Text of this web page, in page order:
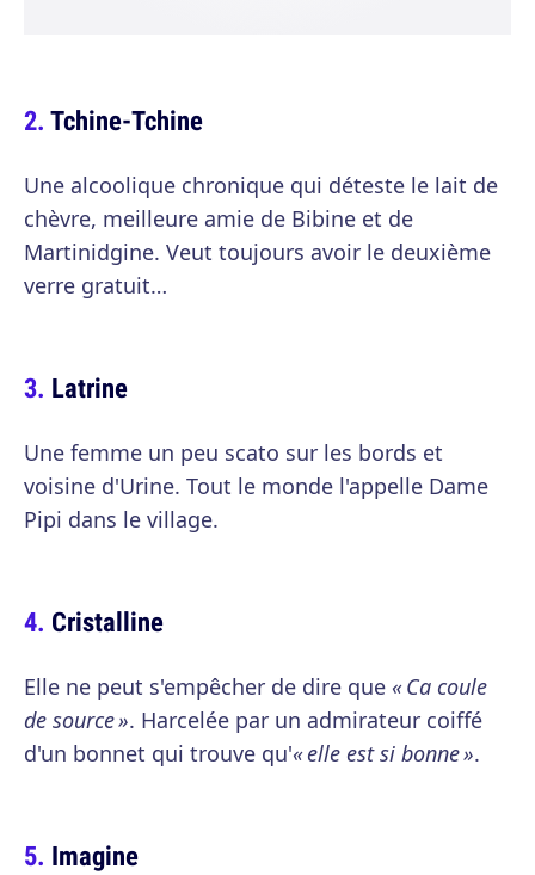
Tchine-Tchine
Une alcoolique chronique qui déteste le lait de
chèvre, meilleure amie de Bibine et de
Martinidgine. Veut toujours avoir le deuxième
verre gratuit…
Latrine
Une femme un peu scato sur les bords et
voisine d'Urine. Tout le monde l'appelle Dame
Pipi dans le village.
Cristalline
Elle ne peut s'empêcher de dire que « Ca coule
de source ». Harcelée par un admirateur coiffé
d'un bonnet qui trouve qu'« elle est si bonne ».
Imagine